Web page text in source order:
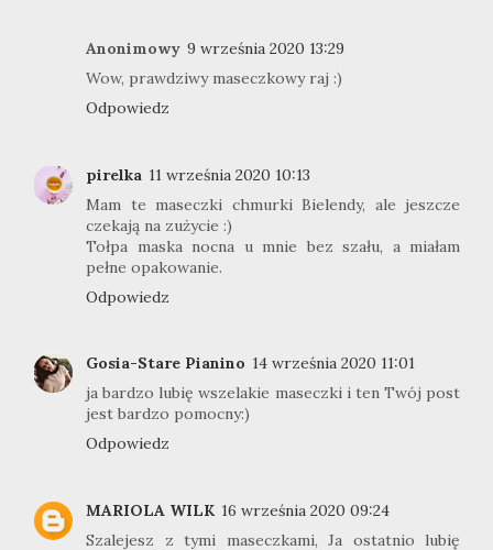
Anonimowy 9 września 2020 13:29
Wow, prawdziwy maseczkowy raj :)
Odpowiedz
pirelka 11 września 2020 10:13
Mam te maseczki chmurki Bielendy, ale jeszcze
czekają na zużycie :)
Tołpa maska nocna u mnie bez szału, a miałam
pełne opakowanie.
Odpowiedz
Gosia-Stare Pianino 14 września 2020 11:01
ja bardzo lubię wszelakie maseczki i ten Twój post
jest bardzo pomocny:)
Odpowiedz
MARIOLA WILK 16 września 2020 09:24
Szalejesz z tymi maseczkami, Ja ostatnio lubię